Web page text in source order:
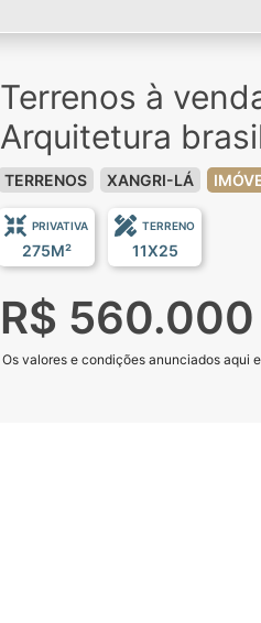
Terrenos à
Arquitetura
TERRENOS XANGRI-LÁ
PRIVATIVA
275M²
TERRENO
11X25
R$ 560.000
Os valores e condições anunciados aqui